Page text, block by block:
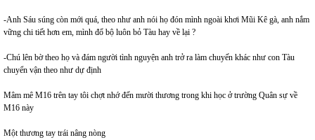
-Anh Sáu súng còn mới quá, theo như anh nói họ đón mình ngoài khơi Mũi Kê gà, anh nắm
vững chi tiết hơn em, mình đổ bộ luôn bỏ Tàu hay về lại ?
-Chú lên bờ theo họ và đám người tình nguyện anh trở ra làm chuyến khác như con Tàu
chuyển vận theo như dự định
Mâm mê M16 trên tay tôi chợt nhớ đến mười thương trong khi học ở trường Quân sự về
M16 này
Một thương tay trái nâng nòng